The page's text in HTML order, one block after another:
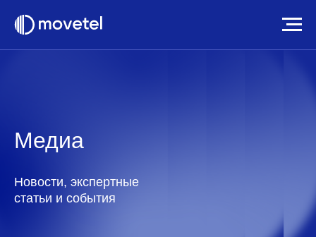
Медиа
Новости, экспертные
статьи и события